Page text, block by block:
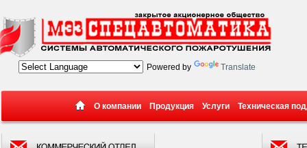
Powered by Translate
О компании Продукция Услуги Техническая